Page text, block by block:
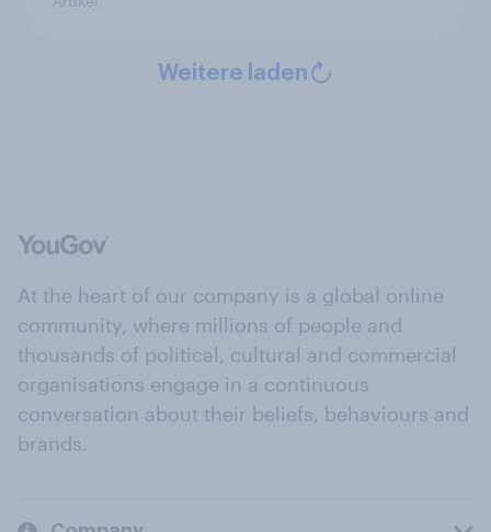
Weitere laden
At the heart of our company is a global online
community, where millions of people and
thousands of political, cultural and commercial
organisations engage in a continuous
conversation about their beliefs, behaviours and
brands.